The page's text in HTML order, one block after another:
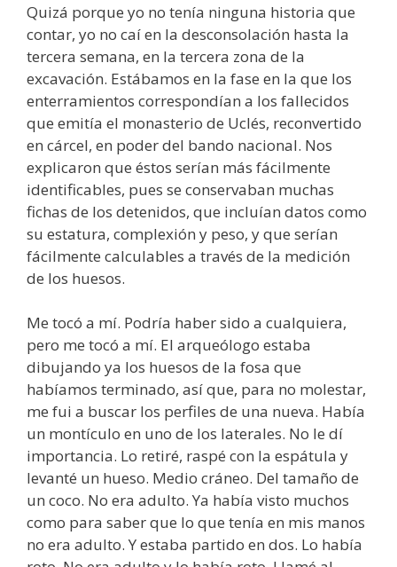
Quizá porque yo no tenía ninguna historia que
contar, yo no caí en la desconsolación hasta la
tercera semana, en la tercera zona de la
excavación. Estábamos en la fase en la que los
enterramientos correspondían a los fallecidos
que emitía el monasterio de Uclés, reconvertido
en cárcel, en poder del bando nacional. Nos
explicaron que éstos serían más fácilmente
identificables, pues se conservaban muchas
fichas de los detenidos, que incluían datos como
su estatura, complexión y peso, y que serían
fácilmente calculables a través de la medición
de los huesos.
Me tocó a mí. Podría haber sido a cualquiera,
pero me tocó a mí. El arqueólogo estaba
dibujando ya los huesos de la fosa que
habíamos terminado, así que, para no molestar,
me fui a buscar los perfiles de una nueva. Había
un montículo en uno de los laterales. No le dí
importancia. Lo retiré, raspé con la espátula y
levanté un hueso. Medio cráneo. Del tamaño de
un coco. No era adulto. Ya había visto muchos
como para saber que lo que tenía en mis manos
no era adulto. Y estaba partido en dos. Lo había